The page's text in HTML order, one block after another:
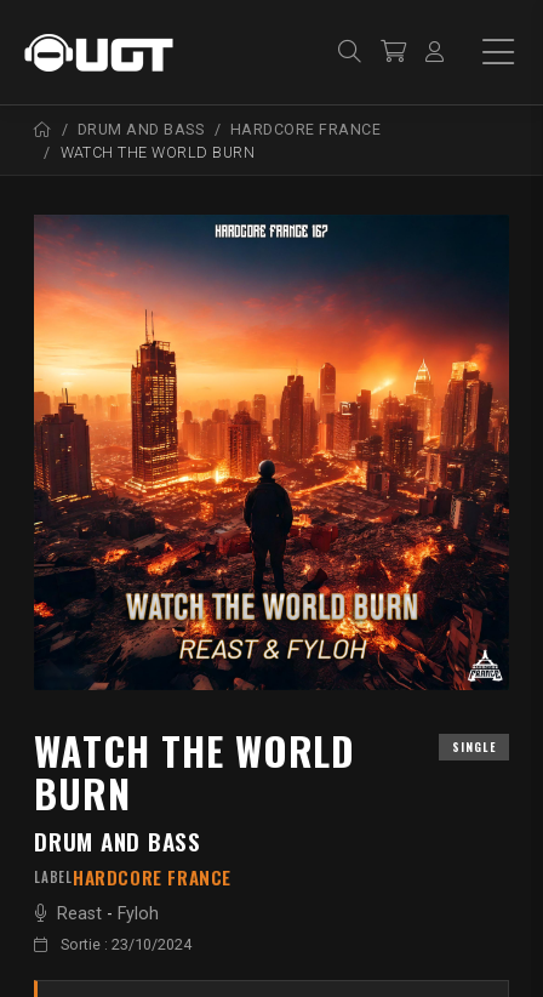
DRUM AND BASS
HARDCORE FRANCE
WATCH THE WORLD BURN
WATCH THE WORLD
BURN
SINGLE
DRUM AND BASS
LABELHARDCORE FRANCE
Reast - Fyloh
Sortie : 23/10/2024